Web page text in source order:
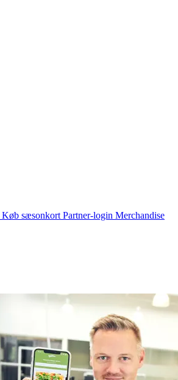
Køb sæsonkort Partner-login Merchandise